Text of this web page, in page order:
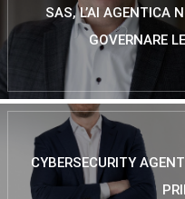
SAS, L’AI AGENTICA
GOVERNARE
CYBERSECURITY